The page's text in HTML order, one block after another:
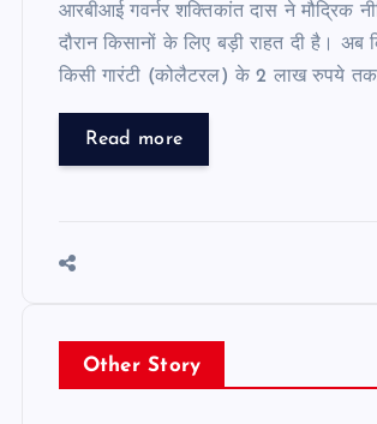
आरबीआई गवर्नर शक्तिकांत दास ने मौद्रिक
दौरान किसानों के लिए बड़ी राहत दी है। अब
किसी गारंटी (कोलैटरल) के 2 लाख रुपये
Read more
Other Story